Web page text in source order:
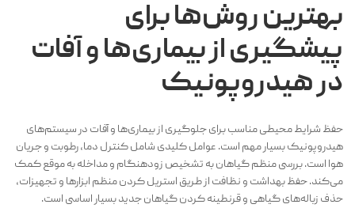
بهترین روش‌ها برای
پیشگیری از بیماری‌ها و آفات
در هیدروپونیک
حفظ شرایط محیطی مناسب برای جلوگیری از بیماری‌ها و آفات در سیستم‌های
هیدروپونیک بسیار مهم است. عوامل کلیدی شامل کنترل دما، رطوبت و جریان
هوا است. بررسی منظم گیاهان به تشخیص زودهنگام و مداخله به موقع کمک
می‌کند. حفظ بهداشت و نظافت از طریق استریل کردن منظم ابزارها و تجهیزات،
حذف زباله‌های گیاهی و قرنطینه کردن گیاهان جدید بسیار اساسی است.